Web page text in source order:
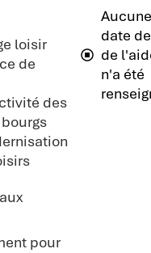
loisir
de
des
pour
Aucune
date
de
n'a été